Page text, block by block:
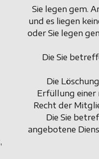
Sie legen gem.
und es liegen
oder Sie legen
Die Sie
Die
Erfüllung einer
Recht der
Die Sie
angebotene